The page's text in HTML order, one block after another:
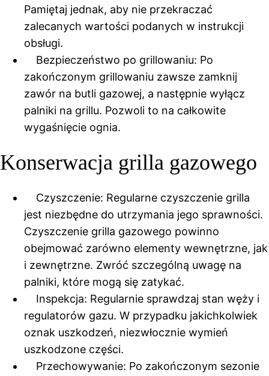
Pamiętaj jednak, aby nie przekraczać
zalecanych wartości podanych w instrukcji
obsługi.
Bezpieczeństwo po grillowaniu: Po
zakończonym grillowaniu zawsze zamknij
zawór na butli gazowej, a następnie wyłącz
palniki na grillu. Pozwoli to na całkowite
wygaśnięcie ognia.
Konserwacja grilla gazowego
Czyszczenie: Regularne czyszczenie grilla
jest niezbędne do utrzymania jego sprawności.
Czyszczenie grilla gazowego powinno
obejmować zarówno elementy wewnętrzne, jak
i zewnętrzne. Zwróć szczególną uwagę na
palniki, które mogą się zatykać.
Inspekcja: Regularnie sprawdzaj stan węży i
regulatorów gazu. W przypadku jakichkolwiek
oznak uszkodzeń, niezwłocznie wymień
uszkodzone części.
Przechowywanie: Po zakończonym sezonie